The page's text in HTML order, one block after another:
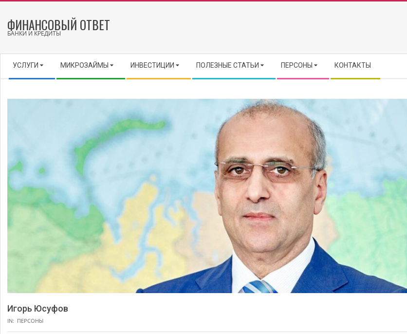
content
ФИНАНСОВЫЙ ОТВЕТ
БАНКИ И КРЕДИТЫ
Navigation
Menu
УСЛУГИ МИКРОЗАЙМЫ ИНВЕСТИЦИИ ПОЛЕЗНЫЕ СТАТЬИ ПЕРСОНЫ КОНТАКТЫ
Игорь Юсуфов
IN: ПЕРСОНЫ